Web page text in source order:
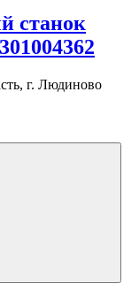
станок
г. Людиново